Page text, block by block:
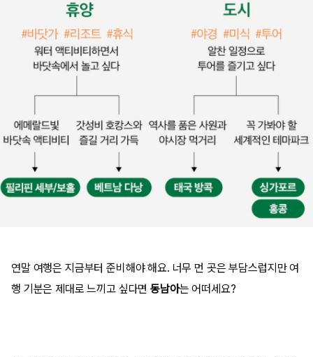
연말 여행은 지금부터 준비해야 해요. 너무 먼 곳은 부담스럽지만 여
행 기분은 제대로 느끼고 싶다면동남아는 어떠세요?